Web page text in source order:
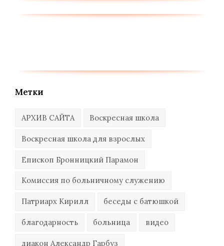
Метки
АРХИВ САЙТА Воскресная школа
Воскресная школа для взрослых
Епископ Бронницкий Парамон
Комиссия по больничному служению
Патриарх Кирилл беседы с батюшкой
благодарность больница видео
диакон Александр Гарбуз